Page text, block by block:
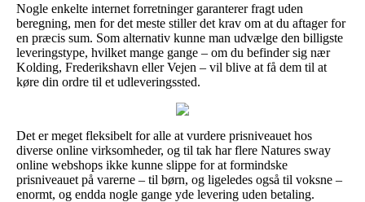
Nogle enkelte internet forretninger garanterer fragt uden
beregning, men for det meste stiller det krav om at du aftager for
en præcis sum. Som alternativ kunne man udvælge den billigste
leveringstype, hvilket mange gange – om du befinder sig nær
Kolding, Frederikshavn eller Vejen – vil blive at få dem til at
køre din ordre til et udleveringssted.
Det er meget fleksibelt for alle at vurdere prisniveauet hos
diverse online virksomheder, og til tak har flere Natures sway
online webshops ikke kunne slippe for at formindske
prisniveauet på varerne – til børn, og ligeledes også til voksne –
enormt, og endda nogle gange yde levering uden betaling.